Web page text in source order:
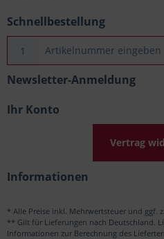
Schnellbestellung
Newsletter-Anmeldung
Ihr Konto
Vertrag
Informationen
* Alle Preise inkl. Mehrwertsteuer und ggf.
** Gilt für Lieferungen nach Deutschland.
Informationen zur Berechnung des